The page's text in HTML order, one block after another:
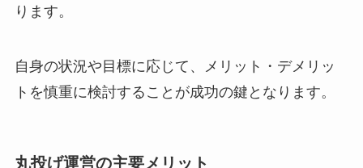
ります。
自身の状況や目標に応じて、メリット・デメリッ
トを慎重に検討することが成功の鍵となります。
丸投げ運営の主要メリット